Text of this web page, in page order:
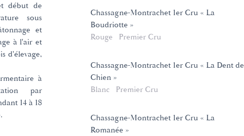
début de
sous
et
à l'air et
d'élevage,
à
par
14 à 18
Chassagne-Montrachet 1er Cru « La
Boudriotte »
Rouge
Premier Cru
Chassagne-Montrachet 1er Cru « La Dent de
Chien »
Blanc
Premier Cru
Chassagne-Montrachet 1er Cru « La
Romanée »